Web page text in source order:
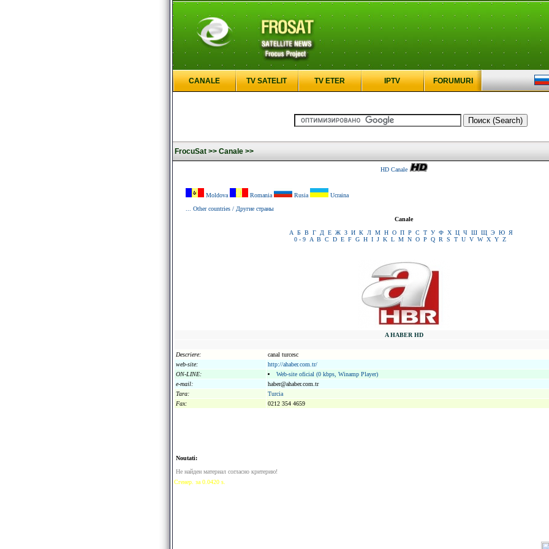
CANALE TV SATELIT TV ETER IPTV FORUMURI
FrocuSat >> Canale >>
HD Canale
Moldova Romania Rusia
Ucraina
... Other countries / Другие страны
Canale
А
Б В Г Д Е Ж З И К Л М Н О П Р С Т У Ф Х Ц Ч Ш Щ Э Ю
Я
0 - 9
A B C D E F G H I J K L M N O P Q R S T U V W X Y Z
A HABER HD
Descriere:
canal turcesc
web-site:
http://ahaber.com.tr/
ON-LINE:
Web-site oficial (0 kbps, Winamp Player)
e-mail:
haber@ahaber.com.tr
Tara:
Turcia
Fax:
0212 354 4659
Noutati:
Не найден материал согласно критерию!
Сгенер. за 0.0420 s.